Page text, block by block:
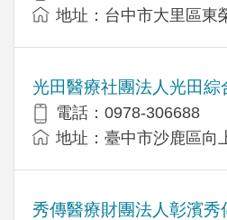
地址：台中市大里區東
光田醫療社團法人光田綜
電話：0978-306688
地址：臺中市沙鹿區向
秀傳醫療財團法人彰濱秀